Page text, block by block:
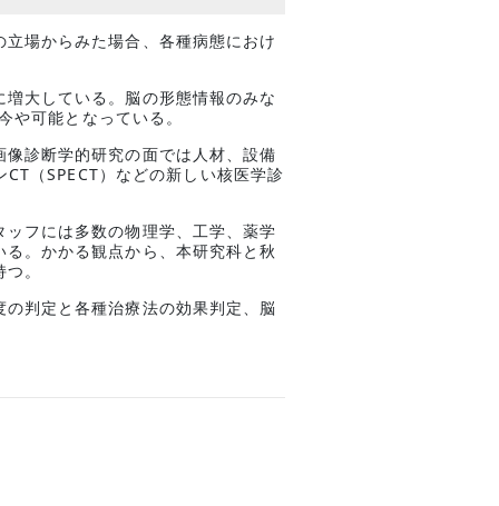
場からみた場合、各種病態におけ
大している。脳の形態情報のみな
可能となっている。
診断学的研究の面では人材、設備
（SPECT）などの新しい核医学診
フには多数の物理学、工学、薬学
。かかる観点から、本研究科と秋
。
判定と各種治療法の効果判定、脳